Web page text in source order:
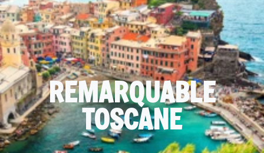
REMARQUABLE
TOSCANE